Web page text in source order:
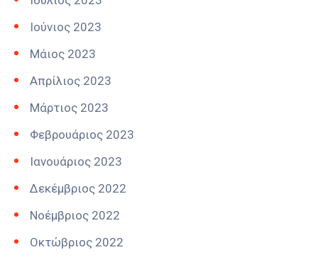
Ιούνιος 2023
Μάιος 2023
Απρίλιος 2023
Μάρτιος 2023
Φεβρουάριος 2023
Ιανουάριος 2023
Δεκέμβριος 2022
Νοέμβριος 2022
Οκτώβριος 2022